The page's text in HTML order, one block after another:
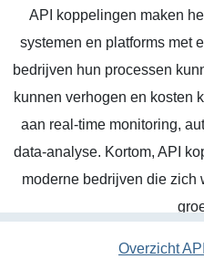
API koppelingen maken
systemen en platforms met
bedrijven hun processen
kunnen verhogen en kosten
aan real-time monitoring,
data-analyse. Kortom, API
moderne bedrijven die
Overzicht